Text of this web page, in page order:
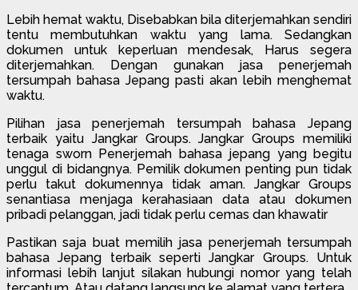
Lebih hemat waktu, Disebabkan bila diterjemahkan sendiri
tentu membutuhkan waktu yang lama. Sedangkan
dokumen untuk keperluan mendesak, Harus segera
diterjemahkan. Dengan gunakan jasa penerjemah
tersumpah bahasa Jepang pasti akan lebih menghemat
waktu.
Pilihan jasa penerjemah tersumpah bahasa Jepang
terbaik yaitu Jangkar Groups. Jangkar Groups memiliki
tenaga sworn Penerjemah bahasa jepang yang begitu
unggul di bidangnya. Pemilik dokumen penting pun tidak
perlu takut dokumennya tidak aman. Jangkar Groups
senantiasa menjaga kerahasiaan data atau dokumen
pribadi pelanggan, jadi tidak perlu cemas dan khawatir
Pastikan saja buat memilih jasa penerjemah tersumpah
bahasa Jepang terbaik seperti Jangkar Groups. Untuk
informasi lebih lanjut silakan hubungi nomor yang telah